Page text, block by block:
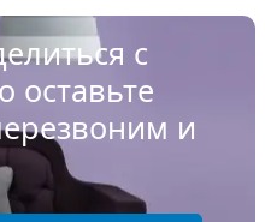
с
оставьте
и